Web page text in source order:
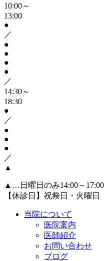
10:00～
13:00
●
／
●
●
●
●
／
14:30～
18:30
●
／
●
●
●
／
▲
▲ …日曜日のみ14:00～17:00
【休診日】祝祭日・火曜日
当院について
医院案内
医師紹介
お問い合わせ
ブログ